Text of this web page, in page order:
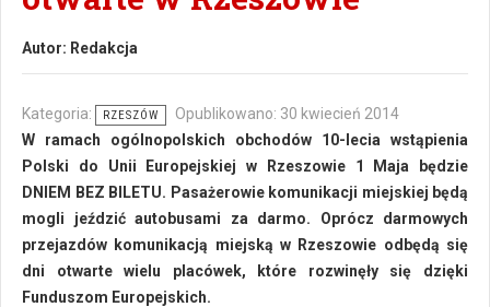
Autor: Redakcja
Kategoria: RZESZÓW
Opublikowano: 30 kwiecień 2014
W ramach ogólnopolskich obchodów 10-lecia wstąpienia
Polski do Unii Europejskiej w Rzeszowie 1 Maja będzie
DNIEM BEZ BILETU. Pasażerowie komunikacji miejskiej będą
mogli jeździć autobusami za darmo. Oprócz darmowych
przejazdów komunikacją miejską w Rzeszowie odbędą się
dni otwarte wielu placówek, które rozwinęły się dzięki
Funduszom Europejskich.